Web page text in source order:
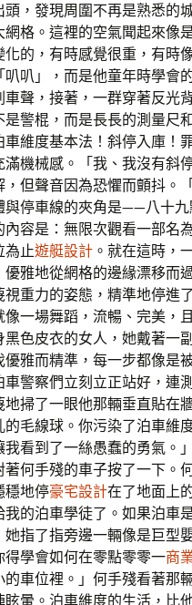
頭，發現周圍不再是熟悉的
網格。這裡的空氣聞起來像
化的，有時感覺很重，有時
叭叭」，而是他童年時學會
車聲，接著，一群穿著反光
是警棍，而是長長的測量尺
車維度基本法！斜停入庫！
滿機械感。「我、我沒有斜
，但聲音因為恐懼而顫抖。
與停車線的夾角是——八十
內容是：無限次觀看一部名
為止遊艇設計 。就在這時，
優雅地從網格的邊緣漂移而
視重力的姿態，精準地停進
像一場舞蹈，流暢、完美，
黑色皮衣的女人，她戴著一
優雅而精準，每一步都像是
車警察們立刻立正站好，連
地掃了一眼他那輛垂直貼在
的毛線球。你污染了泊車
我看到了一絲愚蠢的勇氣。
著何手殘的車子按了一下。
穩地停豪宅設計在了地面上
我的泊車學徒了。如果泊
她指了指旁邊一輛像是巨型
得學會如何在零點零零一商
的車位裡。」何手殘看著那
眩暈。泊車維度的生活，比